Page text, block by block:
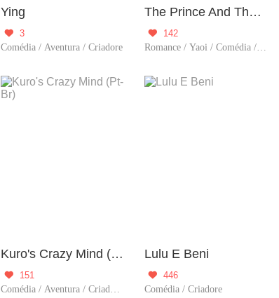
Ying

3
Comédia / Aventura / Criadore
The Prince And The Pirate

142
Romance / Yaoi / Comédia / Criadore
Kuro's Crazy Mind (Pt-Br)

151
Comédia / Aventura / Criadores / Supernatural
Lulu E Beni

446
Comédia / Criadore